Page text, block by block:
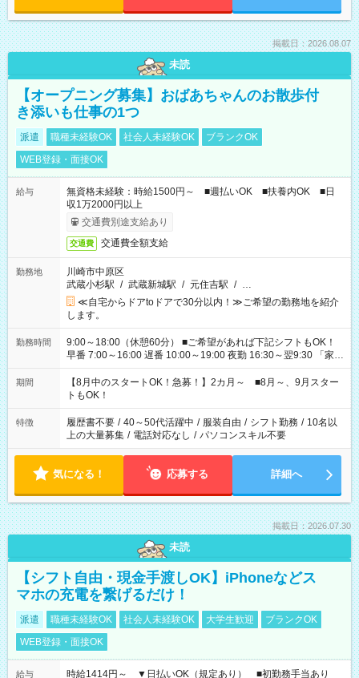
掲載日：2026.08.07
未読
【オープニング募集】おばあちゃんのお散歩付
き添いも仕事の1つ
派遣 職種未経験OK 社会人未経験OK
ブランクOK
WEB登録・面接OK
給与
無資格未経験：時給1500円～ ■週払いOK ■扶養内OK ■日
収1万2000円以上
交通費別途支給あり
交通費 交通費全額支給
勤務地
川崎市中原区
武蔵小杉駅 / 武蔵新城駅 / 元住吉駅 / …
≪自宅からドアtoドアで30分以内！≫ご希望の勤務地を紹介
します。
勤務時間
9:00～18:00（休憩60分） ■ご希望があれば下記シフトもOK！
早番 7:00～16:00 遅番 10:00～19:00 夜勤 16:30～翌9:30 「家族
と休みを合わせたい」 「余裕を持って夕飯の準備がしたい」
「できれば残業はしたくない」 など、ご希望を教えてください
ね。 ※Wワーク希望の方へ 今ご覧のお仕事で希望する勤務時間
と、もう1つのお仕事の勤務時間。 合計で週40時間を超える場
合は応募できません。
期間
【8月中のスタートOK！急募！】2カ月～ ■8月～、9月スター
トもOK！
特徴 履歴書不要 / 40～50代活躍中 / 服装自由 / シフト勤務 / 10名以
上の大量募集 / 電話対応なし / パソコンスキル不要
気になる！ 応募する 詳細へ
掲載日：2026.07.30
未読
【シフト自由・現金手渡しOK】iPhoneなどス
マホの充電を繋げるだけ！
派遣 職種未経験OK 社会人未経験OK 大学生歓迎
ブランクOK
WEB登録・面接OK
給与
時給1414円～ ▼日払いOK（規定あり） ■初勤務手当あり